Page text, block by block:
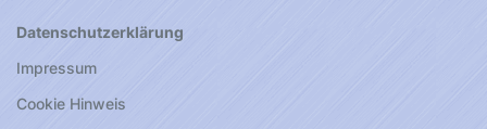
Datenschutzerklärung
Impressum
Cookie Hinweis